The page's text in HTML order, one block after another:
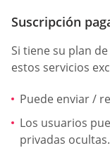
Suscripción
Si tiene su plan
estos servicios
Puede enviar /
Los usuarios
privadas ocultas.